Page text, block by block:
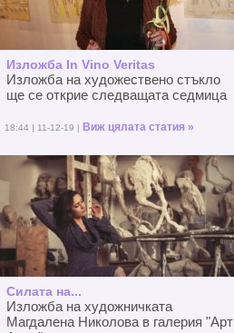
Изложба In Vino Veritas
Изложба на художествено стъкло
ще се открие следващата седмица
18:44 | 11-12-19 | Виж цялата статия »
Силата на...
Изложба на художничката
Магдалена Николова в галерия "Арт